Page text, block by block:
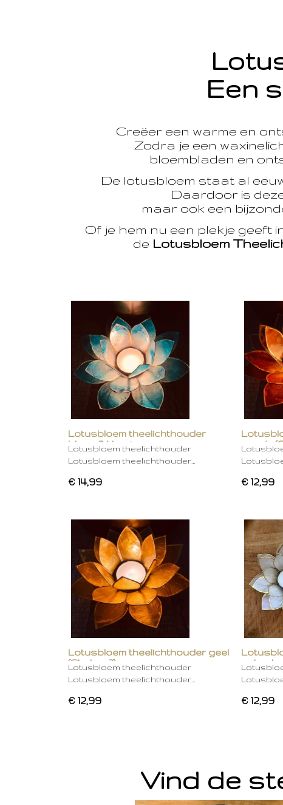
Een
Creëer een warme en
Zodra je een
bloembladen en
De lotusbloem staat al
Daardoor is
maar ook een
Of je hem nu een plekje geeft
de Lotusbloem
Lotusbloem theelichthouder
blauw 2 kleurig
Lotusbloem theelichthouder
Lotusbloem theelichthouder…
€ 14,99
oranje
€ 12,99
Lotusbloem theelichthouder geel
(Chakra 3)
Lotusbloem theelichthouder
Lotusbloem theelichthouder…
€ 12,99 € 12,99
Vind de